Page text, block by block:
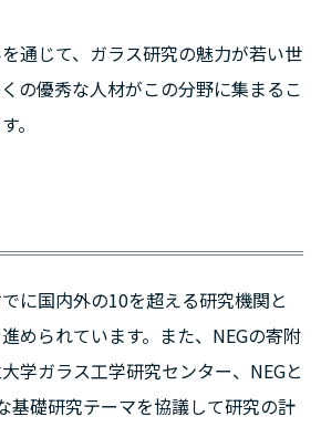
通じて、ガラス研究の魅力が若い世
の優秀な人材がこの分野に集まるこ
。
に国内外の10を超える研究機関と
められています。また、NEGの寄附
学ガラス工学研究センター、NEGと
基礎研究テーマを協議して研究の計